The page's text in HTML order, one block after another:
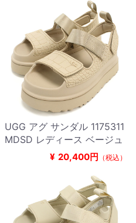
UGG アグ サンダル 1175311
MDSD レディース ベージュ
¥ 20,400円 （税込）